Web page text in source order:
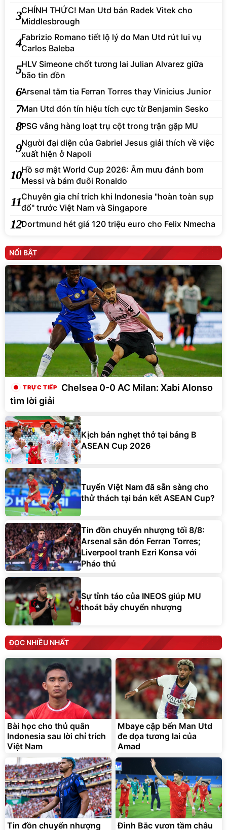
3CHÍNH THỨC! Man Utd bán Radek Vitek cho
Middlesbrough
4Fabrizio Romano tiết lộ lý do Man Utd rút lui vụ
Carlos Baleba
5HLV Simeone chốt tương lai Julian Alvarez giữa
bão tin đồn
6Arsenal tăm tia Ferran Torres thay Vinicius Junior
7Man Utd đón tín hiệu tích cực từ Benjamin Sesko
8PSG vắng hàng loạt trụ cột trong trận gặp MU
9Người đại diện của Gabriel Jesus giải thích về việc
xuất hiện ở Napoli
10Hồ sơ mật World Cup 2026: Âm mưu đánh bom
Messi và bám đuôi Ronaldo
11Chuyên gia chỉ trích khi Indonesia "hoàn toàn sụp
đổ" trước Việt Nam và Singapore
12Dortmund hét giá 120 triệu euro cho Felix Nmecha
NỔI BẬT
Chelsea 0-0 AC Milan: Xabi Alonso
tìm lời giải
Kịch bản nghẹt thở tại bảng B
ASEAN Cup 2026
Tuyển Việt Nam đã sẵn sàng cho
thử thách tại bán kết ASEAN Cup?
Tin đồn chuyển nhượng tối 8/8:
Arsenal săn đón Ferran Torres;
Liverpool tranh Ezri Konsa với
Pháo thủ
Sự tỉnh táo của INEOS giúp MU
thoát bẫy chuyển nhượng
ĐỌC NHIỀU NHẤT
Bài học cho thủ quân
Indonesia sau lời chỉ trích
Việt Nam
Mbaye cập bến Man Utd
đe dọa tương lai của
Amad
Tin đồn chuyển nhượng Đình Bắc vươn tầm châu